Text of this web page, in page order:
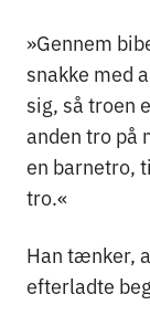
»Gennem
snakke med
sig, så troen
anden tro på
en barnetro,
tro.«
Han tænker,
efterladte